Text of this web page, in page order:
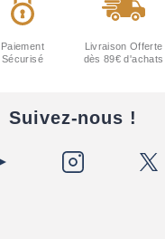
Paiement
Sécurisé
Livraison Offerte
dès 89€ d'achats
Suivez-nous !